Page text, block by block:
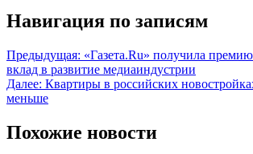
Навигация по записям
Предыдущая: «Газета.Ru» получила
вклад в развитие медиаиндустрии
Далее: Квартиры в российских
меньше
Похожие новости